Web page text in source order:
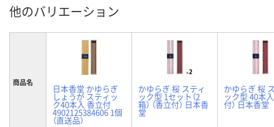
他のバリエーション
商品名
日本香堂 かゆらぎ
しょうが スティッ
ク40本入 香立付
4902125384606 1個
（直送品）
かゆらぎ 桜 スティ
ック型 1セット（2
箱） （香立付） 日本香
堂
かゆらぎ 桜
ック型 40本入
付） 日本香堂